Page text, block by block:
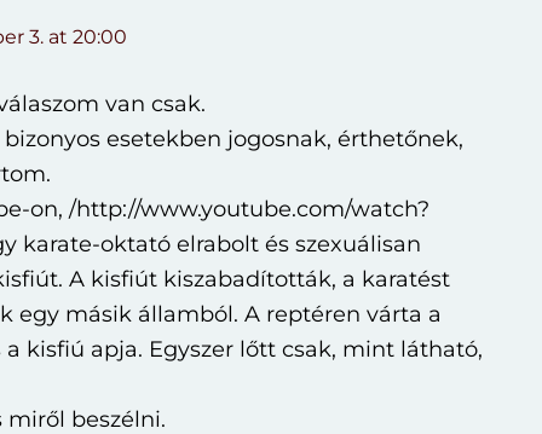
3. at 20:00
van csak.
bizonyos esetekben jogosnak, érthetőnek,
on, /http://www.youtube.com/watch?
karate-oktató elrabolt és szexuálisan
A kisfiút kiszabadították, a karatést
egy másik államból. A reptéren várta a
a kisfiú apja. Egyszer lőtt csak, mint látható,
miről beszélni.